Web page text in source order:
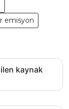
emisyon
kaynak